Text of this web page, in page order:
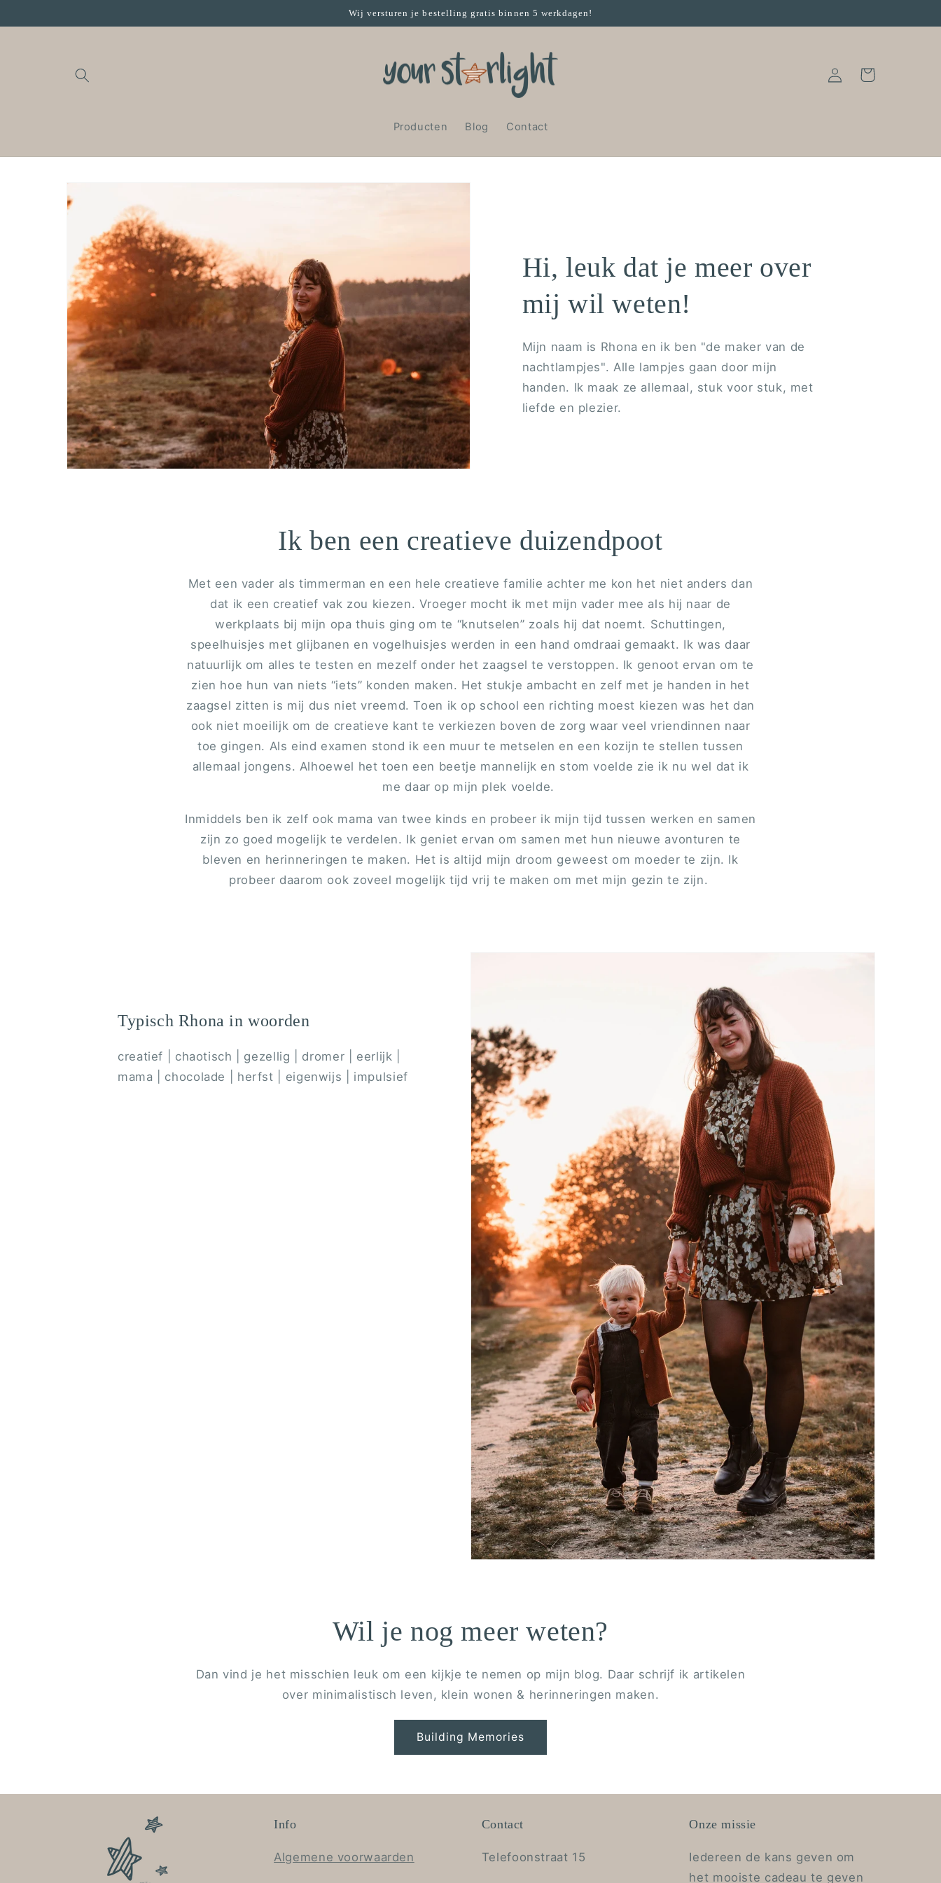
content
Wij versturen je bestelling gratis binnen 5 werkdagen!
Producten Blog Contact
Inloggen
Winkelwagen
Hi, leuk dat je meer over
mij wil weten!
Mijn naam is Rhona en ik ben "de maker van de
nachtlampjes". Alle lampjes gaan door mijn
handen. Ik maak ze allemaal, stuk voor stuk, met
liefde en plezier.
Ik ben een creatieve duizendpoot
Met een vader als timmerman en een hele creatieve familie achter me kon het niet anders dan
dat ik een creatief vak zou kiezen. Vroeger mocht ik met mijn vader mee als hij naar de
werkplaats bij mijn opa thuis ging om te “knutselen” zoals hij dat noemt. Schuttingen,
speelhuisjes met glijbanen en vogelhuisjes werden in een hand omdraai gemaakt. Ik was daar
natuurlijk om alles te testen en mezelf onder het zaagsel te verstoppen. Ik genoot ervan om te
zien hoe hun van niets “iets” konden maken. Het stukje ambacht en zelf met je handen in het
zaagsel zitten is mij dus niet vreemd. Toen ik op school een richting moest kiezen was het dan
ook niet moeilijk om de creatieve kant te verkiezen boven de zorg waar veel vriendinnen naar
toe gingen. Als eind examen stond ik een muur te metselen en een kozijn te stellen tussen
allemaal jongens. Alhoewel het toen een beetje mannelijk en stom voelde zie ik nu wel dat ik
me daar op mijn plek voelde.
Inmiddels ben ik zelf ook mama van twee kinds en probeer ik mijn tijd tussen werken en samen
zijn zo goed mogelijk te verdelen. Ik geniet ervan om samen met hun nieuwe avonturen te
bleven en herinneringen te maken. Het is altijd mijn droom geweest om moeder te zijn. Ik
probeer daarom ook zoveel mogelijk tijd vrij te maken om met mijn gezin te zijn.
Typisch Rhona in woorden
creatief | chaotisch | gezellig | dromer | eerlijk |
mama | chocolade | herfst | eigenwijs | impulsief
Wil je nog meer weten?
Dan vind je het misschien leuk om een kijkje te nemen op mijn blog. Daar schrijf ik artikelen
over minimalistisch leven, klein wonen & herinneringen maken.
Building Memories
Info
Algemene voorwaarden
Contact
Telefoonstraat 15
Onze missie
Iedereen de kans geven om
het mooiste cadeau te geven